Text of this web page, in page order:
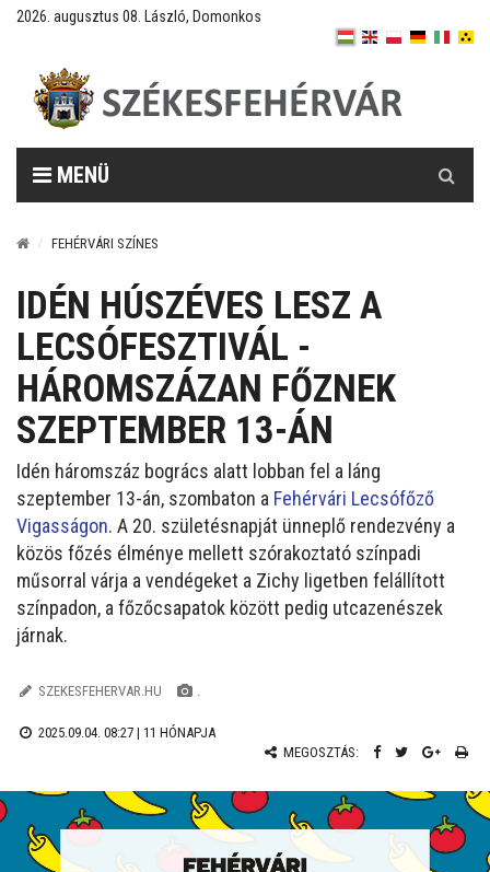
2026. augusztus 08. László, Domonkos
MENÜ
FEHÉRVÁRI SZÍNES
IDÉN HÚSZÉVES LESZ A
LECSÓFESZTIVÁL -
HÁROMSZÁZAN FŐZNEK
SZEPTEMBER 13-ÁN
Idén háromszáz bogrács alatt lobban fel a láng
szeptember 13-án, szombaton a Fehérvári Lecsófőző
Vigasságon. A 20. születésnapját ünneplő rendezvény a
közös főzés élménye mellett szórakoztató színpadi
műsorral várja a vendégeket a Zichy ligetben felállított
színpadon, a főzőcsapatok között pedig utcazenészek
járnak.
SZEKESFEHERVAR.HU .
2025.09.04. 08:27 | 11 HÓNAPJA
MEGOSZTÁS: